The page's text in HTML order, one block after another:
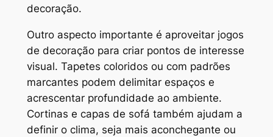
decoração.
Outro aspecto importante é aproveitar jogos
de decoração para criar pontos de interesse
visual. Tapetes coloridos ou com padrões
marcantes podem delimitar espaços e
acrescentar profundidade ao ambiente.
Cortinas e capas de sofá também ajudam a
definir o clima, seja mais aconchegante ou